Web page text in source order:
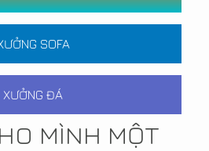
SOFA
XƯỞNG ĐÁ
MÌNH MỘT